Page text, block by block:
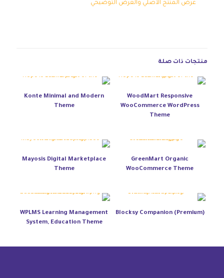
عرض المنتج الأصلي والعرض التوضيحي
منتجات ذات صلة
WoodMart Responsive
WooCommerce WordPress
Theme
Konte Minimal and Modern
Theme
GreenMart Organic
WooCommerce Theme
Mayosis Digital Marketplace
Theme
Blocksy Companion (Premium)
WPLMS Learning Management
System, Education Theme